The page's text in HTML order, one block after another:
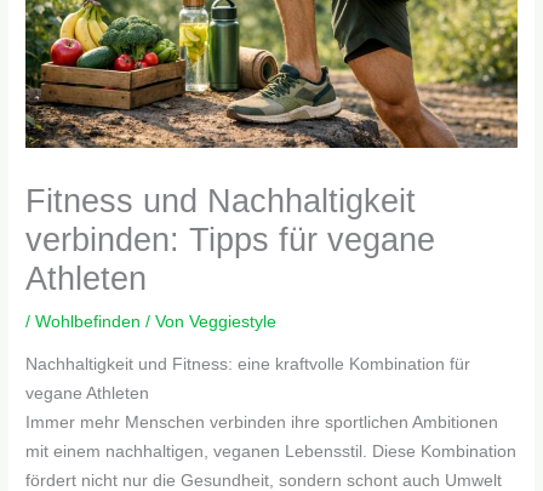
Fitness und Nachhaltigkeit
verbinden: Tipps für vegane
Athleten
/Wohlbefinden / VonVeggiestyle
Nachhaltigkeit und Fitness: eine kraftvolle Kombination für
vegane Athleten
Immer mehr Menschen verbinden ihre sportlichen Ambitionen
mit einem nachhaltigen, veganen Lebensstil. Diese Kombination
fördert nicht nur die Gesundheit, sondern schont auch Umwelt